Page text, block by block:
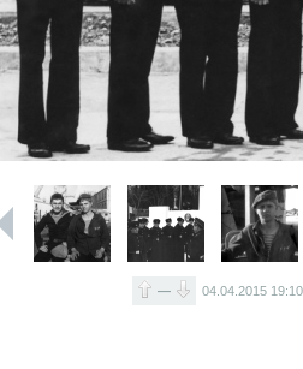
— 04.04.2015 19:10